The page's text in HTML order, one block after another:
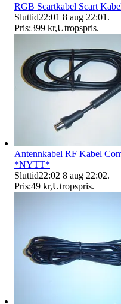
RGB Scartkabel Scart
Sluttid22:01 8 aug 22:01 .
Pris:399 kr,Utropspris.
Antennkabel RF Kabel
*NYTT*
Sluttid22:02 8 aug 22:02.
Pris:49 kr,Utropspris.